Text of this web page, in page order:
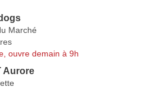
Marché
ouvre demain à 9h
Aurore